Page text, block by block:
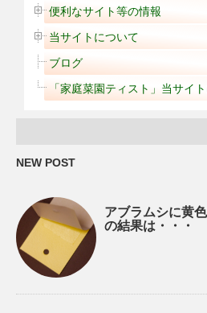
便利なサイト等の情報
当サイトについて
ブログ
「家庭菜園ティスト」当サイ
NEW POST
アブラムシに黄
の結果は・・・